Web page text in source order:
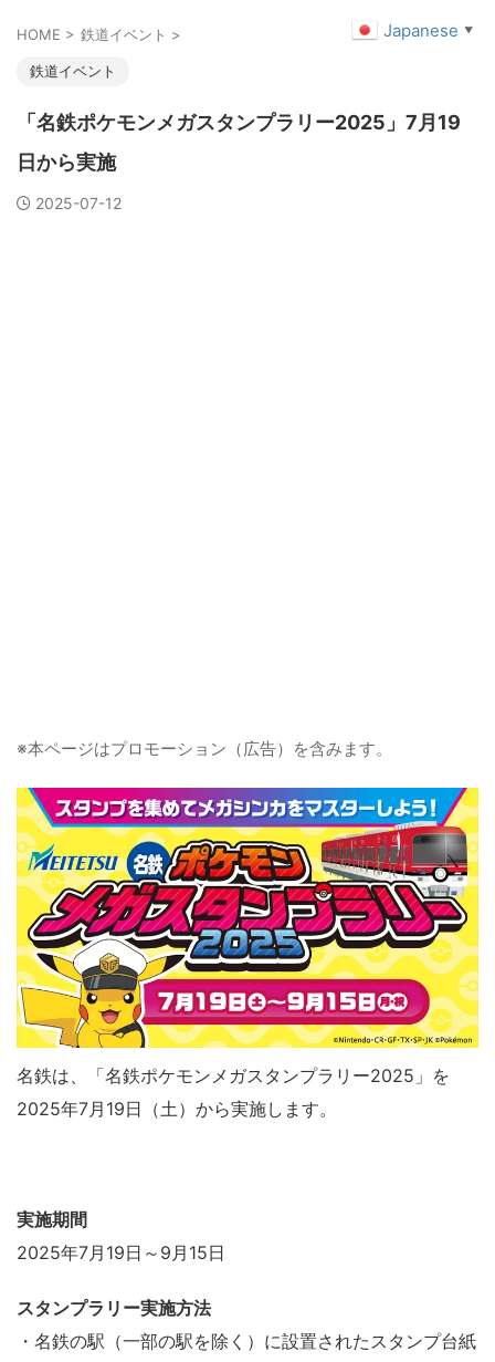
HOME > 鉄道イベント >
鉄道イベント
「名鉄ポケモンメガスタンプラリー2025」7月19
日から実施
2025-07-12
※本ページはプロモーション（広告）を含みます。
名鉄は、「名鉄ポケモンメガスタンプラリー2025」を
2025年7月19日（土）から実施します。
実施期間
2025年7月19日～9月15日
スタンプラリー実施方法
・名鉄の駅（一部の駅を除く）に設置されたスタンプ台紙
Japanese ▼